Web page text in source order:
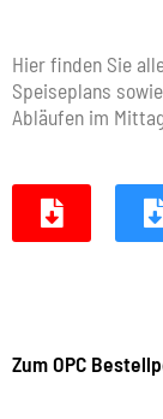
Hier finden Sie
Speiseplans
Abläufen im
Zum OPC